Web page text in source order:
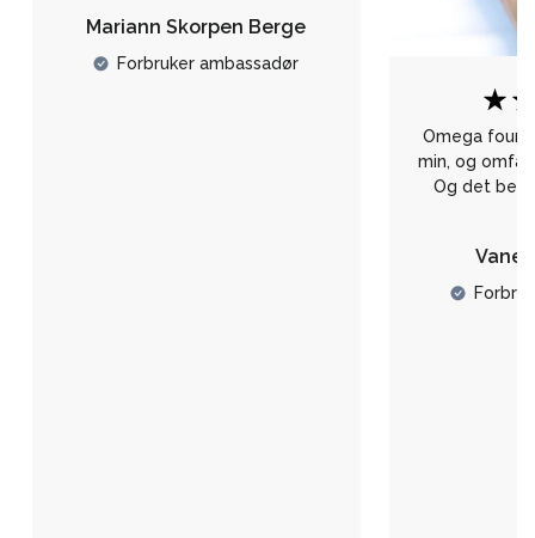
Mariann Skorpen Berge
Forbruker ambassadør
Omega
min, og
Og det